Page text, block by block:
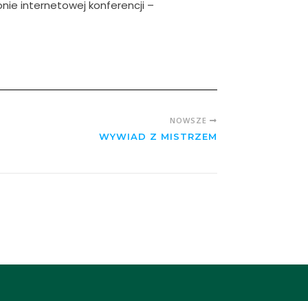
internetowej konferencji –
NOWSZE
WYWIAD Z MISTRZEM